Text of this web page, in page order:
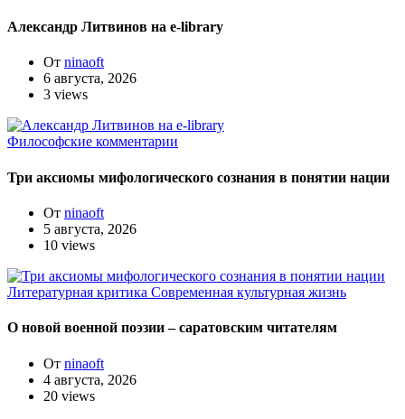
Александр Литвинов на e-library
От ninaoft
6 августа, 2026
3 views
Философские комментарии
Три аксиомы мифологического сознания в понятии нации
От ninaoft
5 августа, 2026
10 views
Литературная критика Современная культурная жизнь
О новой военной поэзии – саратовским читателям
От ninaoft
4 августа, 2026
20 views